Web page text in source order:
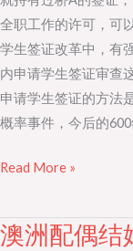
全职工作的许可，可
学生签证改革中，有
内申请学生签证审查
申请学生签证的方法
概率事件，今后的
的
影
响
Read More »
澳洲配偶结
澳